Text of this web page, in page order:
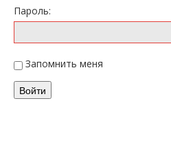
Пароль:
Запомнить меня
Войти